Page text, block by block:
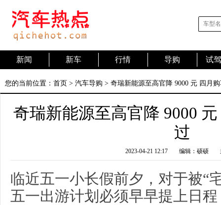
新闻 新车 行情 导购 试
您的当前位置： 首页 > 汽车导购 > 奇瑞新能源至高官降 9000 元 四月
奇瑞新能源至高官降 9000
过
2023-04-21 12:17 编辑：硕硕
临近五一小长假前夕，对于被“
五一出游计划必须早早提上日